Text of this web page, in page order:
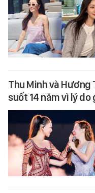
Thu Minh và Hương
suốt 14 năm vì lý do